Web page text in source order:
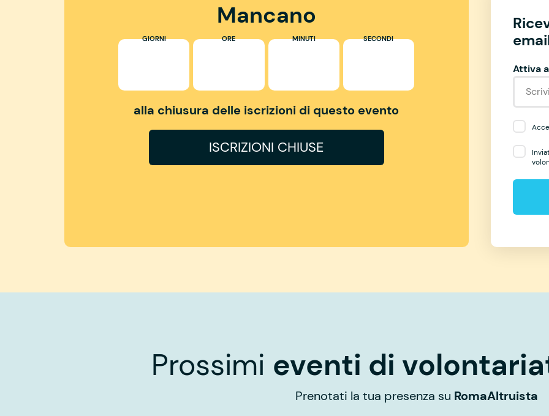
Mancano
GIORNI ORE MINUTI SECONDI
alla chiusura delle iscrizioni di questo evento
ISCRIZIONI CHIUSE
Attiva
Prossimi eventi di
Prenotati la tua presenza su RomaAltruista